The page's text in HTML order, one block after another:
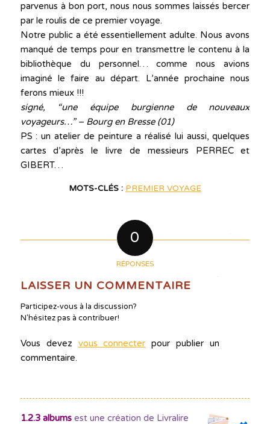
parvenus à bon port, nous nous sommes laissés bercer
par le roulis de ce premier voyage.
Notre public a été essentiellement adulte. Nous avons
manqué de temps pour en transmettre le contenu à la
bibliothèque du personnel… comme nous avions
imaginé le faire au départ. L’année prochaine nous
ferons mieux !!!
signé, “une équipe burgienne de nouveaux
voyageurs…” – Bourg en Bresse (01)
PS : un atelier de peinture a réalisé lui aussi, quelques
cartes d’après le livre de messieurs PERREC et
GIBERT…
MOTS-CLÉS : PREMIER VOYAGE
0
RÉPONSES
LAISSER UN COMMENTAIRE
Participez-vous à la discussion?
N'hésitez pas à contribuer!
Vous devez vous connecter pour publier un
commentaire.
1.2.3 albumsest une création de Livralire